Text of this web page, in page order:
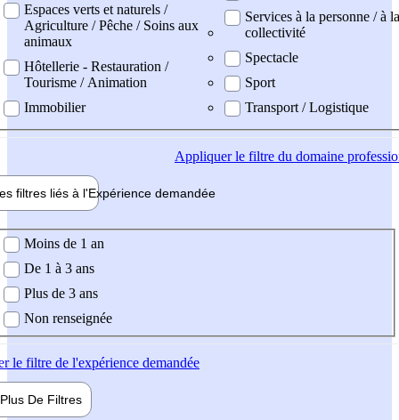
Espaces verts et naturels /
Agriculture / Pêche / Soins aux
animaux
Hôtellerie - Restauration /
Tourisme / Animation
Immobilier
Services à la personne / à la
collectivité
Spectacle
Sport
Transport / Logistique
Appliquerle filtre du domaine
filtres liés à l'Expérience demandée
demandée
Moins de 1 an
De 1 à 3 ans
Plus de 3 ans
Non renseignée
le filtre de l'expérience demandée
Plus De Filtres